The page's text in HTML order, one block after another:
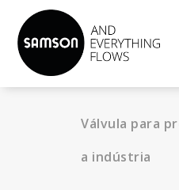
Reconhecida
operadas, Sistemas de
Válvula para
a indústria